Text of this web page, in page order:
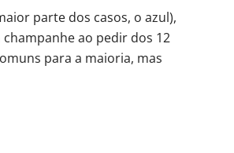
parte dos casos, o azul),
ao pedir dos 12
para a maioria, mas